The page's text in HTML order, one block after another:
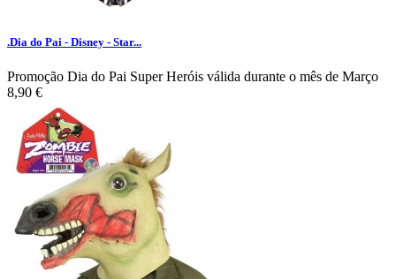
.Dia do Pai - Disney - Star...
Promoção Dia do Pai Super Heróis válida durante o mês de Março
8,90 €